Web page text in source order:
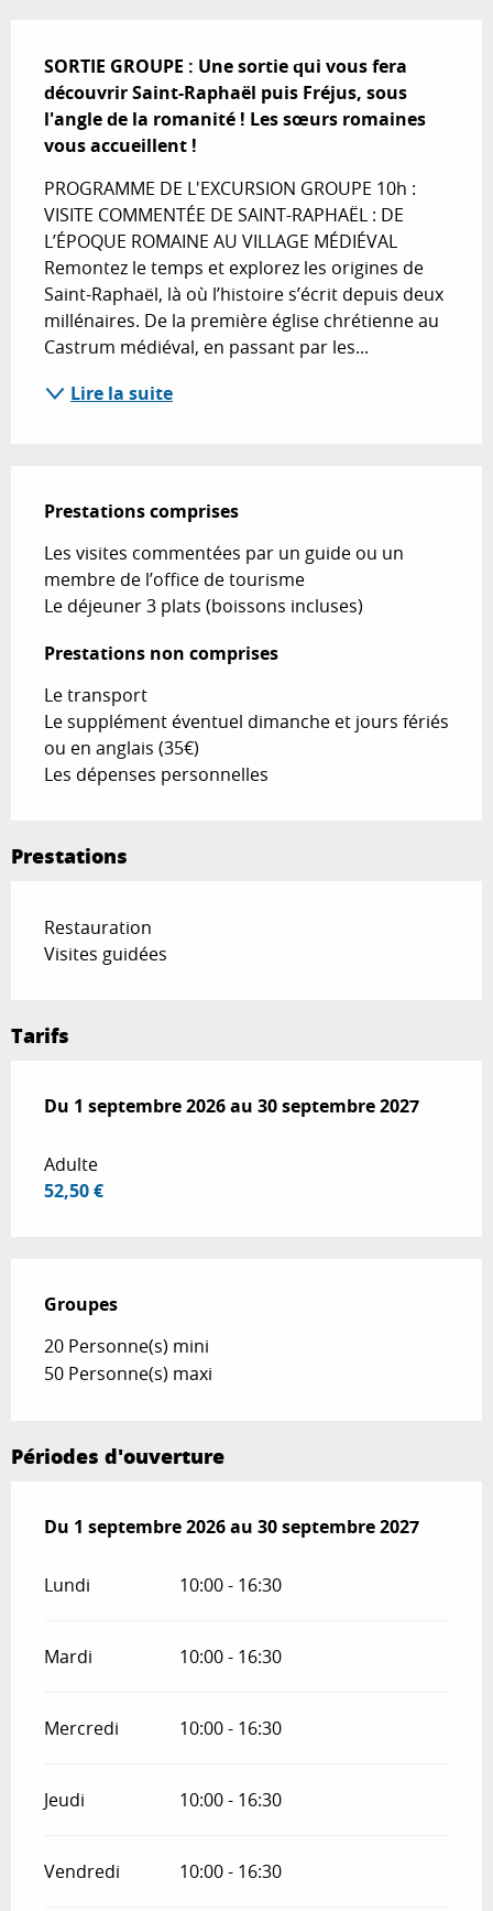
SORTIE GROUPE : Une sortie qui vous fera
découvrir Saint-Raphaël puis Fréjus, sous
l'angle de la romanité ! Les sœurs romaines
vous accueillent !
PROGRAMME DE L'EXCURSION GROUPE 10h :
VISITE COMMENTÉE DE SAINT-RAPHAËL : DE
L’ÉPOQUE ROMAINE AU VILLAGE MÉDIÉVAL
Remontez le temps et explorez les origines de
Saint-Raphaël, là où l’histoire s’écrit depuis deux
millénaires. De la première église chrétienne au
Castrum médiéval, en passant par les...
Lire la suite
Prestations comprises
Prestations comprises
Les visites commentées par un guide ou un
membre de l’office de tourisme
Le déjeuner 3 plats (boissons incluses)
Prestations non comprises
Prestations non comprises
Le transport
Le supplément éventuel dimanche et jours fériés
ou en anglais (35€)
Les dépenses personnelles
Prestations
Restauration
Visites guidées
Tarifs
Du 1 septembre 2026au 30 septembre 2027
Du 1 septembre 2026au 30 septembre 2027
Adulte
52,50 €
Groupes
Groupes
20 Personne(s) mini
50 Personne(s) maxi
Périodes d'ouverture
Du 1 septembre 2026au 30 septembre 2027
Du 1 septembre 2026au 30 septembre 2027
Lundi 10:00 - 16:30
Mardi 10:00 - 16:30
Mercredi 10:00 - 16:30
Jeudi 10:00 - 16:30
Vendredi 10:00 - 16:30